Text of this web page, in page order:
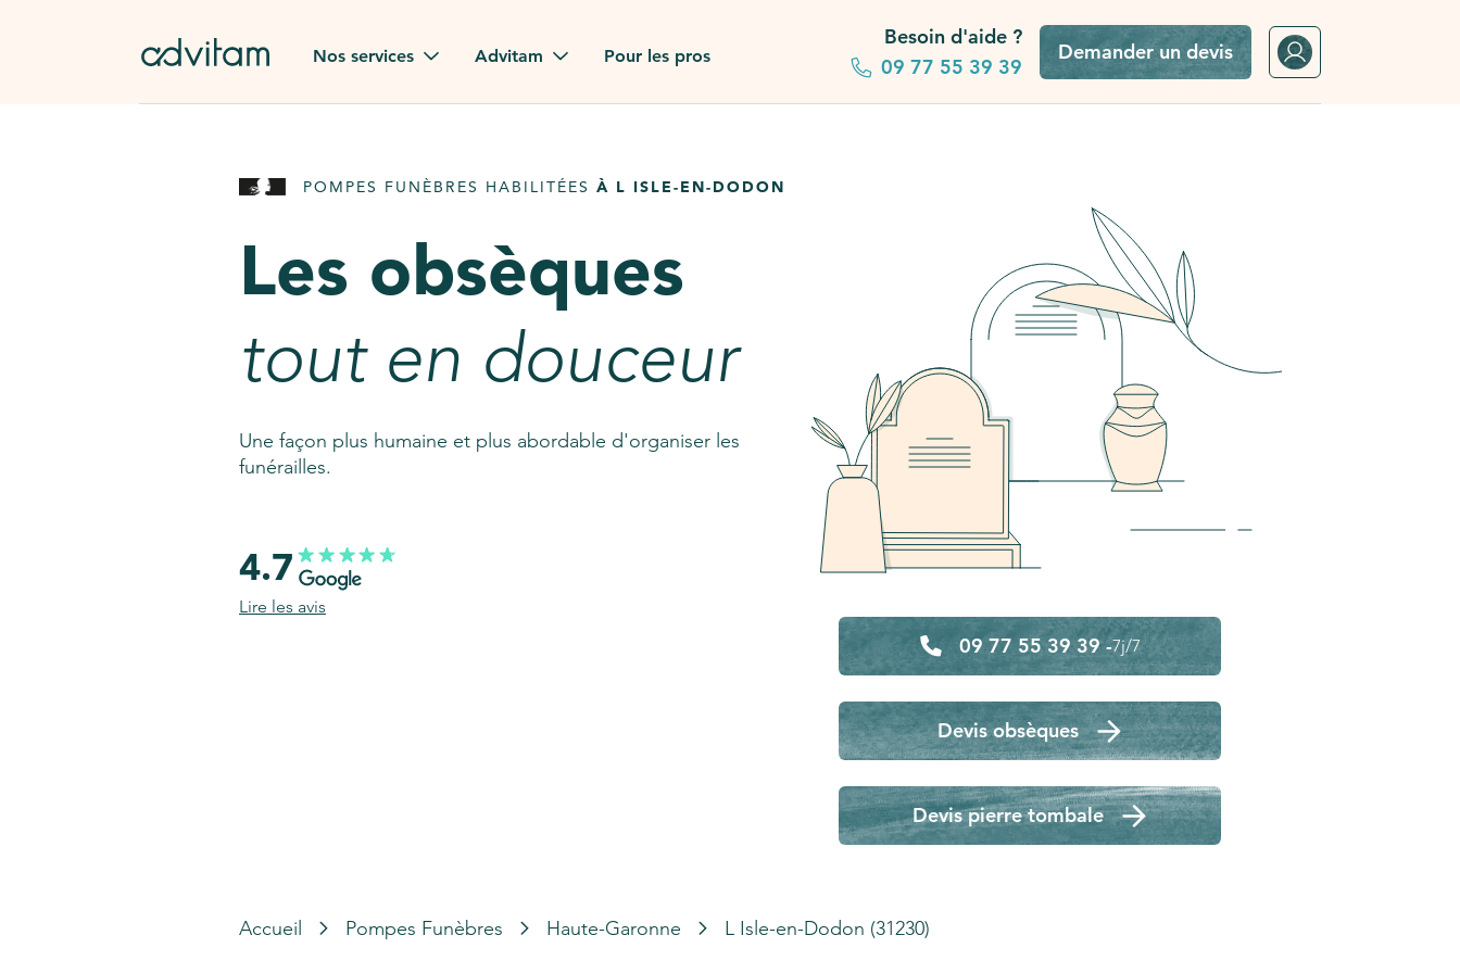
Nos services
Rapatriement à
Pierre tombale
AssistGPT
Nos services en plus
Advitam
Advitam dans la presse
Consultez notre FAQ
Pour les pros
Besoin d'aide ?
09 77 55 39 39
Demander un devis
POMPES FUNÈBRES HABILITÉES À L ISLE-EN-DODON
Les obsèques
tout en douceur
Une façon plus humaine et plus abordable d'organiser les
funérailles.
09 77 55 39 39 -7j/7
Devis obsèques
Devis pierre tombale
4.7
Lire les avis
Accueil Pompes Funèbres Haute-Garonne L Isle-en-Dodon (31230)